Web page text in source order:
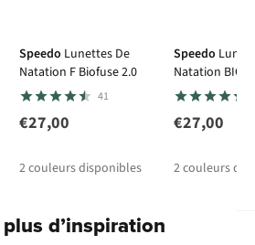
Speedo Lunettes De
Natation F Biofuse 2.0
41
€27,00
2couleurs disponibles
Speedo
Natation
BLA/SMO P15
€27,00
2couleurs
d’inspiration